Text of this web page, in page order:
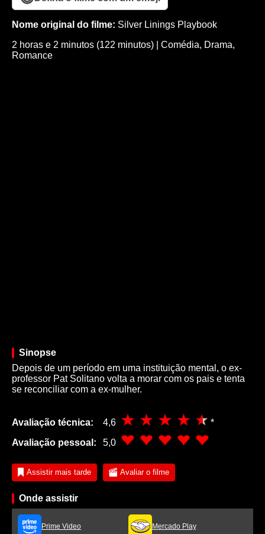
Nome original do filme: Silver Linings Playbook
2 horas e 2 minutos (122 minutos)
Comédia, Drama,
Romance
Sinopse
Depois de um período em uma instituição mental, o ex-
professor Pat Solitano volta a morar com os pais e tenta
se reconciliar com a ex-mulher.
Avaliação técnica: 4,6
*
Avaliação pessoal:
5,0
Assistir mais tarde Avaliar o filme
Onde assistir
Prime Video Mercado Play